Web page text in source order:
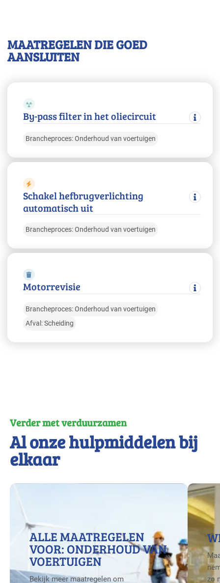
MAATREGELEN DIE GOED
AANSLUITEN
By-pass filter in het oliecircuit
Brancheproces: Onderhoud van voertuigen
Schakel hefbrugverlichting
automatisch uit
Brancheproces: Onderhoud van voertuigen
Motorrevisie
Brancheproces: Onderhoud van voertuigen
Afval: Scheiding
Verder met verduurzamen
Al onze hulpmiddelen bij
elkaar
ALLE MAATREGELEN
VOOR: ONDERHOUD VAN
VOERTUIGEN
Bekijk meer maatregelen om
zo